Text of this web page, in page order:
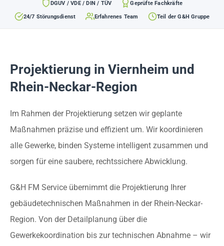
DGUV / VDE / DIN / TÜV Geprüfte Fachkräfte
24/7 Störungsdienst Erfahrenes Team Teil der G&H Gruppe
Projektierung in Viernheim und
Rhein-Neckar-Region
Im Rahmen der Projektierung setzen wir geplante
Maßnahmen präzise und effizient um. Wir koordinieren
alle Gewerke, binden Systeme intelligent zusammen und
sorgen für eine saubere, rechtssichere Abwicklung.
G&H FM Service übernimmt die Projektierung Ihrer
gebäudetechnischen Maßnahmen in der Rhein-Neckar-
Region. Von der Detailplanung über die
Gewerkekoordination bis zur technischen Abnahme – wir